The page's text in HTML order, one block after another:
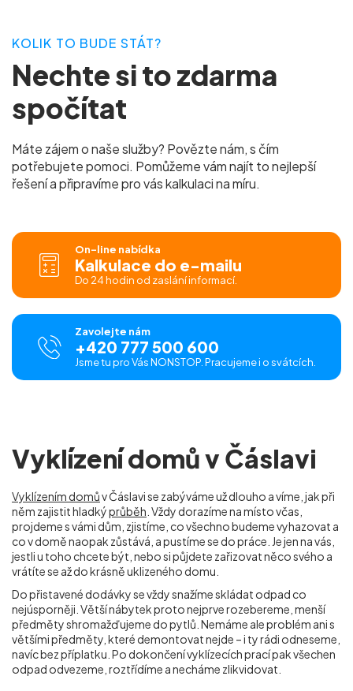
KOLIK TO BUDE STÁT?
Nechte si to zdarma
spočítat
Máte zájem o naše služby? Povězte nám, s čím
potřebujete pomoci. Pomůžeme vám najít to nejlepší
řešení a připravíme pro vás kalkulaci na míru.
On-line nabídka
Kalkulace do e-mailu
Do 24 hodin od zaslání informací.
Zavolejte nám
+420 777 500 600
Jsme tu pro Vás NONSTOP. Pracujeme i o svátcích.
Vyklízení domů v Čáslavi
Vyklízením domův Čáslavi se zabýváme už dlouho a víme, jak při
něm zajistit hladkýprůběh . Vždy dorazíme na místo včas,
projdeme s vámi dům, zjistíme, co všechno budeme vyhazovat a
co v domě naopak zůstává, a pustíme se do práce. Je jen na vás,
jestli u toho chcete být, nebo si půjdete zařizovat něco svého a
vrátíte se až do krásně uklizeného domu.
Do přistavené dodávky se vždy snažíme skládat odpad co
nejúsporněji. Větší nábytek proto nejprve rozebereme, menší
předměty shromažďujeme do pytlů. Nemáme ale problém ani s
většími předměty, které demontovat nejde – i ty rádi odneseme,
navíc bez příplatku. Po dokončení vyklízecích prací pak všechen
odpad odvezeme, roztřídíme a necháme zlikvidovat.